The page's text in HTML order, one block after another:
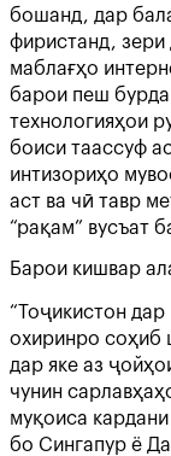
бошанд, дар
фиристанд, зери
маблағҳо
барои пеш
технологияҳои
боиси таассуф
интизориҳо
аст ва чӣ тавр
“рақам” вусъат
Барои кишвар
“Тоҷикистон
охиринро соҳиб
дар яке аз
чунин
муқоиса
бо Сингапур ё